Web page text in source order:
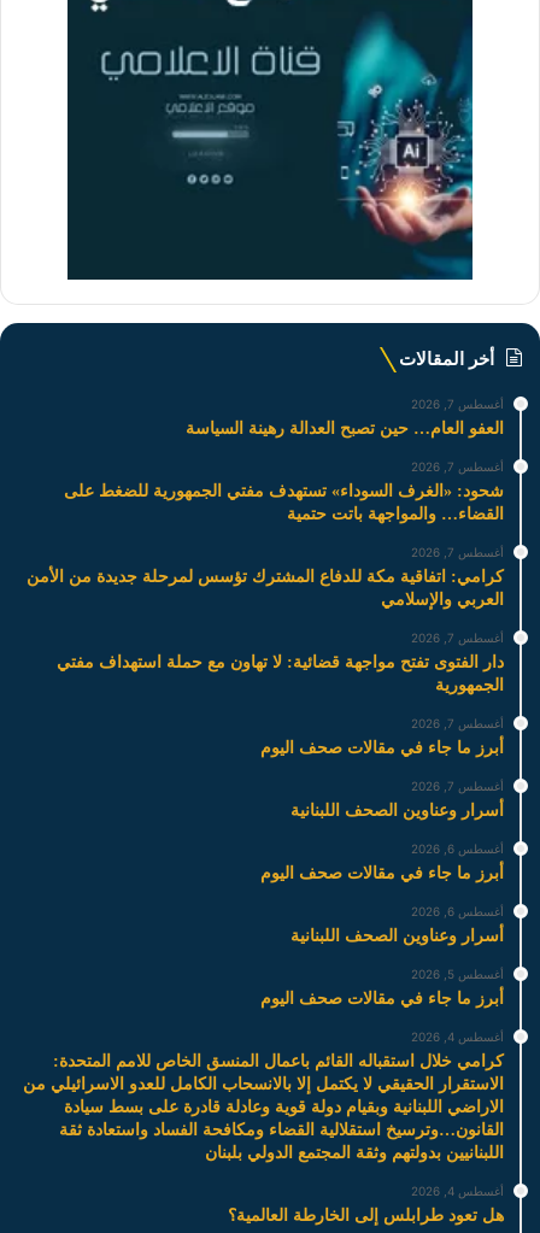
أخر المقالات
أغسطس 7, 2026
العفو العام… حين تصبح العدالة رهينة السياسة
أغسطس 7, 2026
شحود: «الغرف السوداء» تستهدف مفتي الجمهورية للضغط على
القضاء… والمواجهة باتت حتمية
أغسطس 7, 2026
كرامي: اتفاقية مكة للدفاع المشترك تؤسس لمرحلة جديدة من الأمن
العربي والإسلامي
أغسطس 7, 2026
دار الفتوى تفتح مواجهة قضائية: لا تهاون مع حملة استهداف مفتي
الجمهورية
أغسطس 7, 2026
أبرز ما جاء في مقالات صحف اليوم
أغسطس 7, 2026
أسرار وعناوين الصحف اللبنانية
أغسطس 6, 2026
أبرز ما جاء في مقالات صحف اليوم
أغسطس 6, 2026
أسرار وعناوين الصحف اللبنانية
أغسطس 5, 2026
أبرز ما جاء في مقالات صحف اليوم
أغسطس 4, 2026
كرامي خلال استقباله القائم باعمال المنسق الخاص للامم المتحدة:
الاستقرار الحقيقي لا يكتمل إلا بالانسحاب الكامل للعدو الاسرائيلي من
الاراضي اللبنانية وبقيام دولة قوية وعادلة قادرة على بسط سيادة
القانون…وترسيخ استقلالية القضاء ومكافحة الفساد واستعادة ثقة
اللبنانيين بدولتهم وثقة المجتمع الدولي بلبنان
أغسطس 4, 2026
هل تعود طرابلس إلى الخارطة العالمية؟